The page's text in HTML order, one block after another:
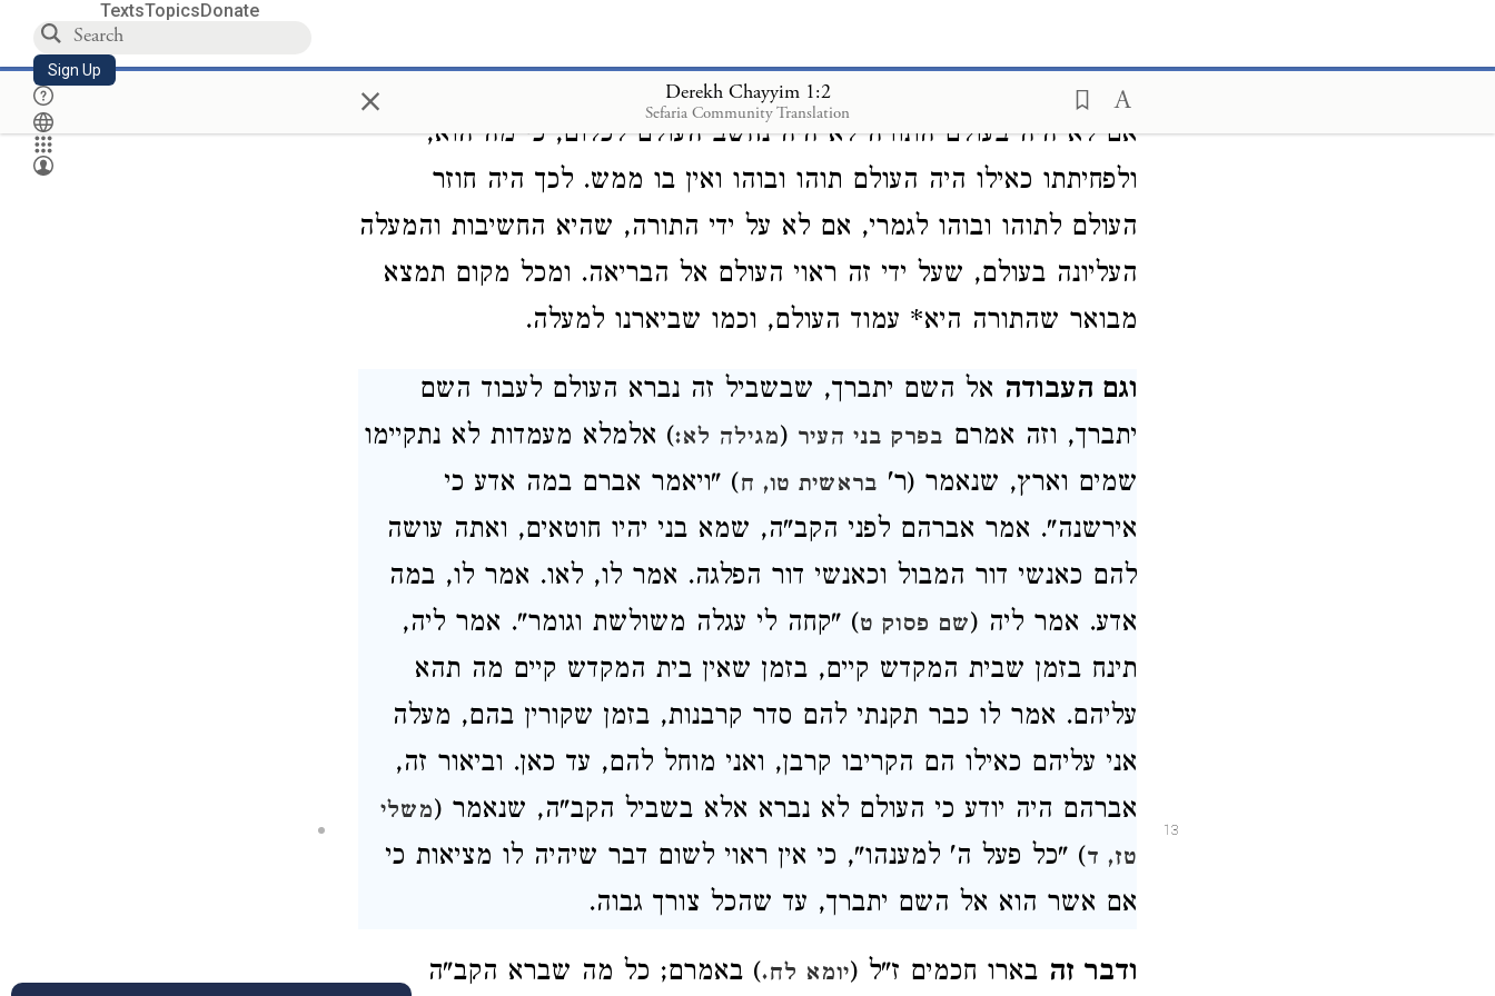
TextsTopicsDonate
Sign Up × Derekh Chayyim 1:2
Sefaria Community Translation
התורה - מוטב, ואם לאו - יחזרו לתוהו ובוהו. ודבר זה, כי לפחיתת העולם
אם לא היה בעולם התורה לא היה נחשב העולם לכלום, כי מה הוא,
ולפחיתתו כאילו היה העולם תוהו ובוהו ואין בו ממש. לכך היה חוזר
העולם לתוהו ובוהו לגמרי, אם לא על ידי התורה, שהיא החשיבות והמעלה
העליונה בעולם, שעל ידי זה ראוי העולם אל הבריאה. ומכל מקום תמצא
מבואר שהתורה היא* עמוד העולם, וכמו שביארנו למעלה.
13
וגם העבודה אל השם יתברך, שבשביל זה נברא העולם לעבוד השם
יתברך, וזה אמרם בפרק בני העיר (מגילה לא:) אלמלא מעמדות לא נתקיימו
שמים וארץ, שנאמר (ר' בראשית טו, ח) "ויאמר אברם במה אדע כי
אירשנה". אמר אברהם לפני הקב"ה, שמא בני יהיו חוטאים, ואתה עושה
להם כאנשי דור המבול וכאנשי דור הפלגה. אמר לו, לאו. אמר לו, במה
אדע. אמר ליה (שם פסוק ט) "קחה לי עגלה משולשת וגומר". אמר ליה,
תינח בזמן שבית המקדש קיים, בזמן שאין בית המקדש קיים מה תהא
עליהם. אמר לו כבר תקנתי להם סדר קרבנות, בזמן שקורין בהם, מעלה
אני עליהם כאילו הם הקריבו קרבן, ואני מוחל להם, עד כאן. וביאור זה,
אברהם היה יודע כי העולם לא נברא אלא בשביל הקב"ה, שנאמר (משלי
טז, ד) "כל פעל ה' למענהו", כי אין ראוי לשום דבר שיהיה לו מציאות כי
אם אשר הוא אל השם יתברך, עד שהכל צורך גבוה.
ודבר זה בארו חכמים ז"ל (יומא לח.) באמרם; כל מה שברא הקב"ה